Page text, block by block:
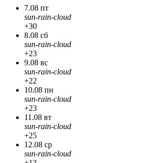
7.08 пт
sun-rain-cloud
+30
8.08 сб
sun-rain-cloud
+23
9.08 вс
sun-rain-cloud
+22
10.08 пн
sun-rain-cloud
+23
11.08 вт
sun-rain-cloud
+25
12.08 ср
sun-rain-cloud